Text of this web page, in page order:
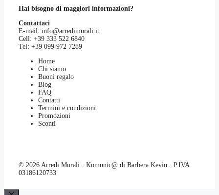
Hai bisogno di maggiori informazioni?
Contattaci
E-mail: info@arredimurali.it
Cell: +39 333 522 6840
Tel: +39 099 972 7289
Home
Chi siamo
Buoni regalo
Blog
FAQ
Contatti
Termini e condizioni
Promozioni
Sconti
© 2026 Arredi Murali · Komunic@ di Barbera Kevin · P.IVA
03186120733